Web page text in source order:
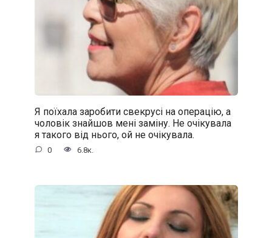
Я поїхала заробити свекрусі на операцію, а
чоловік знайшов мені заміну. Не очікувала
я такого від нього, ой не очікувала.
0 6.8к.